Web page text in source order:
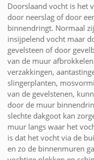
Doorslaand vocht is het
door neerslag of door
binnendringt. Normaal
insijpelend vocht maar
gevelsteen of door
van de muur
verzakkingen,
slingerplanten,
van de gevelstenen,
door de muur
slechte dakgoot kan
muur langs waar het
is dat het vocht via de
en zo de binnenmuren